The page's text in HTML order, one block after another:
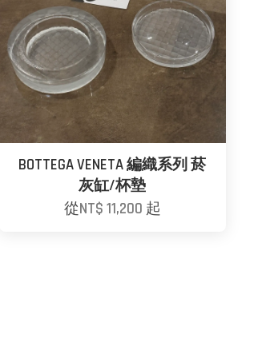
BOTTEGA VENETA 編織系列 菸
灰缸/杯墊
從NT$ 11,200 起